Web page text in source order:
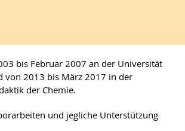
bis Februar 2007 an der Universität
von 2013 bis März 2017 in der
der Chemie.
und jegliche Unterstützung